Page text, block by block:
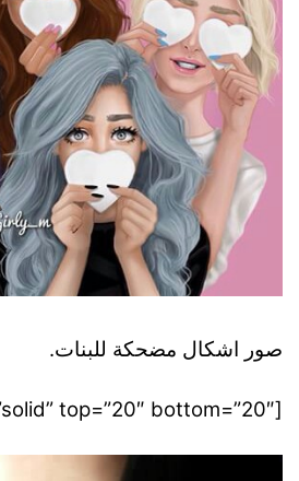
صور اشكال مضحكة للبنات.
[divider style=”solid” top=”20″ bottom=”20″]